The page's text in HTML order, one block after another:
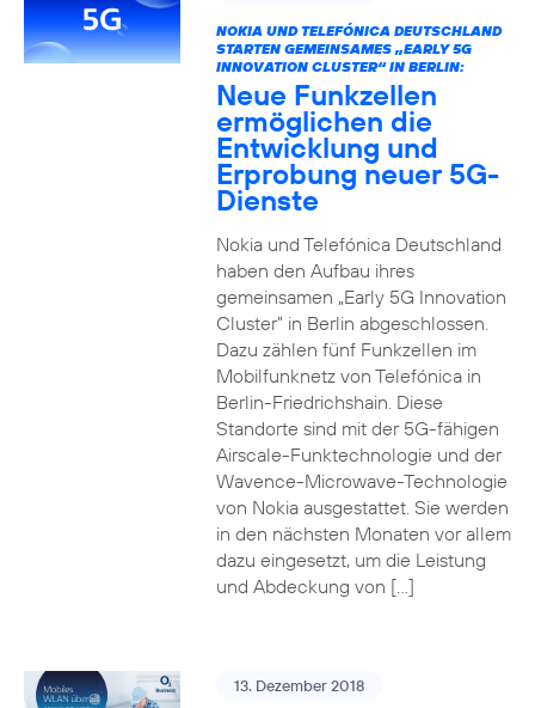
NOKIA UND TELEFÓNICA DEUTSCHLAND
STARTEN GEMEINSAMES „EARLY 5G
INNOVATION CLUSTER“ IN BERLIN:
Neue Funkzellen
ermöglichen die
Entwicklung und
Erprobung neuer 5G-
Dienste
Nokia und Telefónica Deutschland
haben den Aufbau ihres
gemeinsamen „Early 5G Innovation
Cluster” in Berlin abgeschlossen.
Dazu zählen fünf Funkzellen im
Mobilfunknetz von Telefónica in
Berlin-Friedrichshain. Diese
Standorte sind mit der 5G-fähigen
Airscale-Funktechnologie und der
Wavence-Microwave-Technologie
von Nokia ausgestattet. Sie werden
in den nächsten Monaten vor allem
dazu eingesetzt, um die Leistung
und Abdeckung von […]
13. Dezember 2018